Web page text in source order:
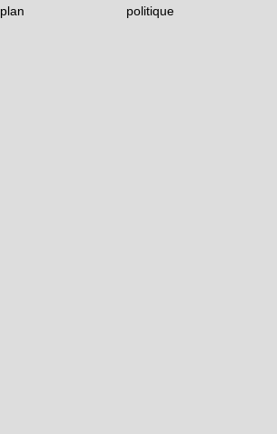
plan
politique